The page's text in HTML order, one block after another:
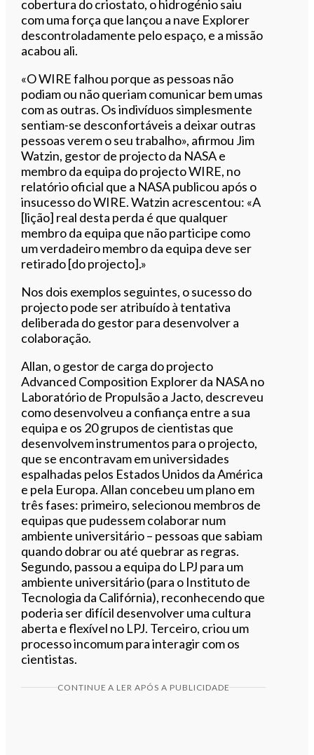
cobertura do criostato, o hidrogénio saiu
com uma força que lançou a nave Explorer
descontroladamente pelo espaço, e a missão
acabou ali.
«O WIRE falhou porque as pessoas não
podiam ou não queriam comunicar bem umas
com as outras. Os indivíduos simplesmente
sentiam-se desconfortáveis a deixar outras
pessoas verem o seu trabalho», afirmou Jim
Watzin, gestor de projecto da NASA e
membro da equipa do projecto WIRE, no
relatório oficial que a NASA publicou após o
insucesso do WIRE. Watzin acrescentou: «A
[lição] real desta perda é que qualquer
membro da equipa que não participe como
um verdadeiro membro da equipa deve ser
retirado [do projecto].»
Nos dois exemplos seguintes, o sucesso do
projecto pode ser atribuído à tentativa
deliberada do gestor para desenvolver a
colaboração.
Allan, o gestor de carga do projecto
Advanced Composition Explorer da NASA no
Laboratório de Propulsão a Jacto, descreveu
como desenvolveu a confiança entre a sua
equipa e os 20 grupos de cientistas que
desenvolvem instrumentos para o projecto,
que se encontravam em universidades
espalhadas pelos Estados Unidos da América
e pela Europa. Allan concebeu um plano em
três fases: primeiro, selecionou membros de
equipas que pudessem colaborar num
ambiente universitário – pessoas que sabiam
quando dobrar ou até quebrar as regras.
Segundo, passou a equipa do LPJ para um
ambiente universitário (para o Instituto de
Tecnologia da Califórnia), reconhecendo que
poderia ser difícil desenvolver uma cultura
aberta e flexível no LPJ. Terceiro, criou um
processo incomum para interagir com os
cientistas.
CONTINUE A LER APÓS A PUBLICIDADE